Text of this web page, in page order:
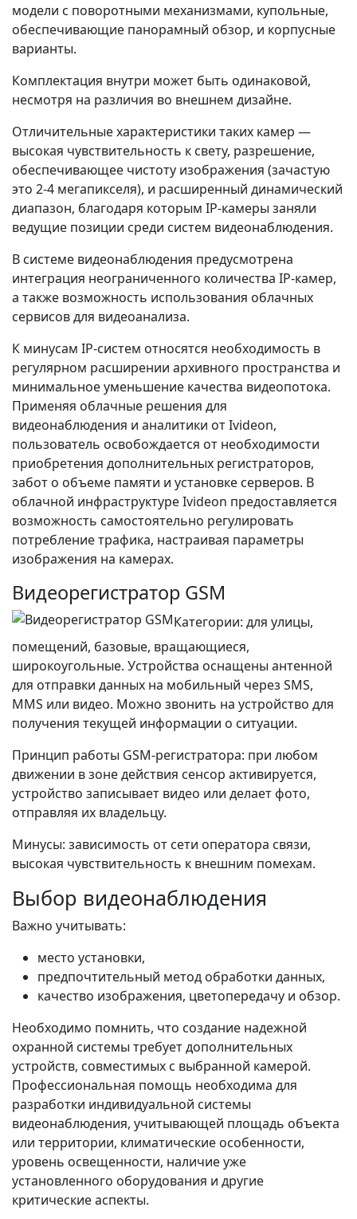
модели с поворотными механизмами, купольные,
обеспечивающие панорамный обзор, и корпусные
варианты.
Комплектация внутри может быть одинаковой,
несмотря на различия во внешнем дизайне.
Отличительные характеристики таких камер —
высокая чувствительность к свету, разрешение,
обеспечивающее чистоту изображения (зачастую
это 2-4 мегапикселя), и расширенный динамический
диапазон, благодаря которым IP-камеры заняли
ведущие позиции среди систем видеонаблюдения.
В системе видеонаблюдения предусмотрена
интеграция неограниченного количества IP-камер,
а также возможность использования облачных
сервисов для видеоанализа.
К минусам IP-систем относятся необходимость в
регулярном расширении архивного пространства и
минимальное уменьшение качества видеопотока.
Применяя облачные решения для
видеонаблюдения и аналитики от Ivideon,
пользователь освобождается от необходимости
приобретения дополнительных регистраторов,
забот о объеме памяти и установке серверов. В
облачной инфраструктуре Ivideon предоставляется
возможность самостоятельно регулировать
потребление трафика, настраивая параметры
изображения на камерах.
Видеорегистратор GSM
Категории: для улицы,
помещений, базовые, вращающиеся,
широкоугольные. Устройства оснащены антенной
для отправки данных на мобильный через SMS,
MMS или видео. Можно звонить на устройство для
получения текущей информации о ситуации.
Принцип работы GSM-регистратора: при любом
движении в зоне действия сенсор активируется,
устройство записывает видео или делает фото,
отправляя их владельцу.
Минусы: зависимость от сети оператора связи,
высокая чувствительность к внешним помехам.
Выбор видеонаблюдения
Важно учитывать:
место установки,
предпочтительный метод обработки данных,
качество изображения, цветопередачу и обзор.
Необходимо помнить, что создание надежной
охранной системы требует дополнительных
устройств, совместимых с выбранной камерой.
Профессиональная помощь необходима для
разработки индивидуальной системы
видеонаблюдения, учитывающей площадь объекта
или территории, климатические особенности,
уровень освещенности, наличие уже
установленного оборудования и другие
критические аспекты.